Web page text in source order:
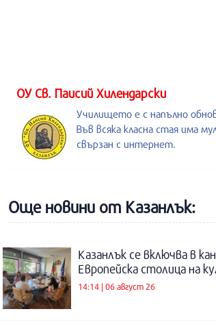
ОУ Св. Паисий Хилендарски
Училището е с напълно
Във всяка класна стая има
свързан с интернет.
Още новини от Казанлък:
Казанлък се включва в
Европейска столица на
14:14 | 06 август 26